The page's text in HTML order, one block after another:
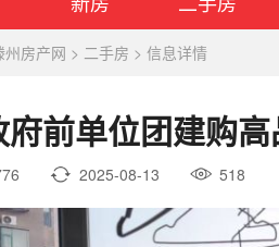
州房产网 > 二手房 > 信息详情
前单位团建购
2025-08-13 518